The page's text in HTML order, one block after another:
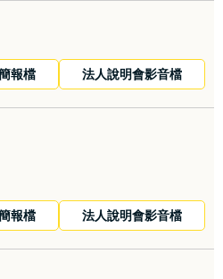
報檔 法人說明會影音檔
報檔 法人說明會影音檔